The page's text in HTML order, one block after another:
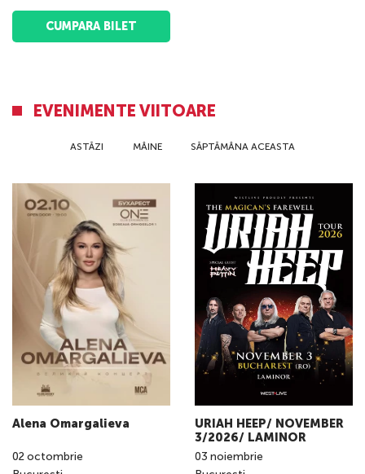
CUMPARA BILET
EVENIMENTE VIITOARE
ASTĂZI MÂINE SĂPTĂMÂNA ACEASTA
Alena Omargalieva
02octombrie
URIAH HEEP/ NOVEMBER
3/2026/ LAMINOR
03 noiembrie